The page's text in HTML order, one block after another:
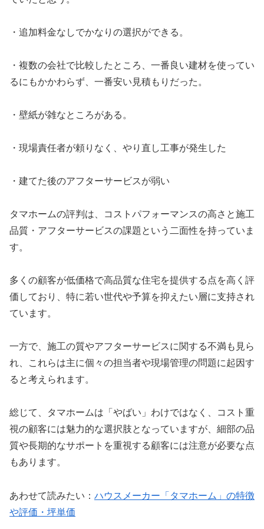
・追加料金なしでかなりの選択ができる。
・複数の会社で比較したところ、一番良い建材を使ってい
るにもかかわらず、一番安い見積もりだった。
・壁紙が雑なところがある。
・現場責任者が頼りなく、やり直し工事が発生した
・建てた後のアフターサービスが弱い
タマホームの評判は、コストパフォーマンスの高さと施工
品質・アフターサービスの課題という二面性を持っていま
す。
多くの顧客が低価格で高品質な住宅を提供する点を高く評
価しており、特に若い世代や予算を抑えたい層に支持され
ています。
一方で、施工の質やアフターサービスに関する不満も見ら
れ、これらは主に個々の担当者や現場管理の問題に起因す
ると考えられます。
総じて、タマホームは「やばい」わけではなく、コスト重
視の顧客には魅力的な選択肢となっていますが、細部の品
質や長期的なサポートを重視する顧客には注意が必要な点
もあります。
あわせて読みたい： ハウスメーカー「タマホーム」の特徴
や評価・坪単価